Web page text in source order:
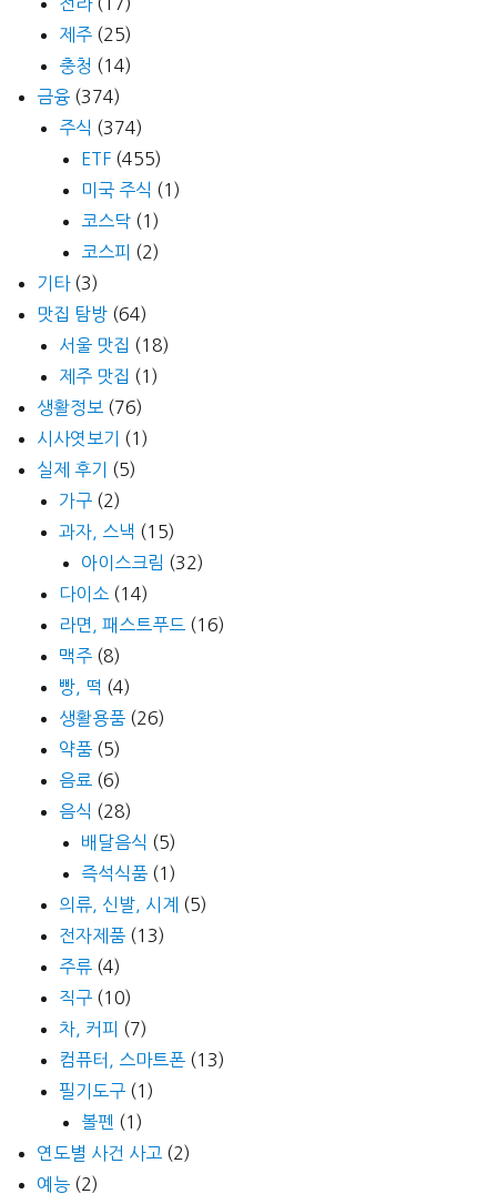
제주 (25)
충청 (14)
금융 (374)
주식 (374)
ETF (455)
미국 주식 (1)
코스닥 (1)
코스피 (2)
기타(3)
맛집 탐방 (64)
서울 맛집 (18)
제주 맛집 (1)
생활정보 (76)
시사엿보기
(1)
실제 후기
(5)
가구 (2)
과자, 스낵 (15)
아이스크림 (32)
다이소 (14)
라면, 패스트푸드 (16)
맥주 (8)
빵, 떡 (4)
생활용품 (26)
약품 (5)
음료 (6)
음식 (28)
배달음식 (5)
즉석식품 (1)
의류, 신발, 시계 (5)
전자제품 (13)
주류 (4)
직구 (10)
차, 커피 (7)
컴퓨터, 스마트폰 (13)
필기도구 (1)
볼펜 (1)
연도별 사건 사고 (2)
예능 (2)